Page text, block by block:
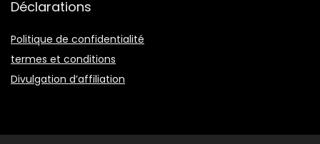
Déclarations
Politique de confidentialité
termes et conditions
Divulgation d’affiliation